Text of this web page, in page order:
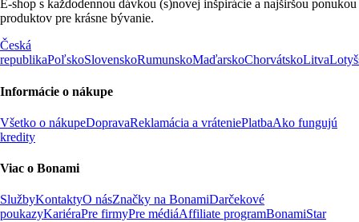
E-shop s každodennou dávkou (s)novej inšpirácie a najširšou ponukou
produktov pre krásne bývanie.
Česká
republikaPoľskoSlovenskoRumunskoMaďarskoChorvátskoLitva
Informácie o nákupe
Všetko o nákupeDopravaReklamácia a vráteniePlatbaAko fungujú
kredity
Viac o Bonami
SlužbyKontaktyO násZnačky na BonamiDarčekové
poukazyKariéraPre firmyPre médiáAffiliate programBonamiStar